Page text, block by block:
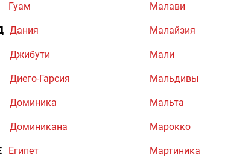
Гуам
Дания
Джибути
Диего-Гарсия
Доминика
Доминикана
Египет
Малави
Малайзия
Мали
Мальдивы
Мальта
Марокко
Мартиника